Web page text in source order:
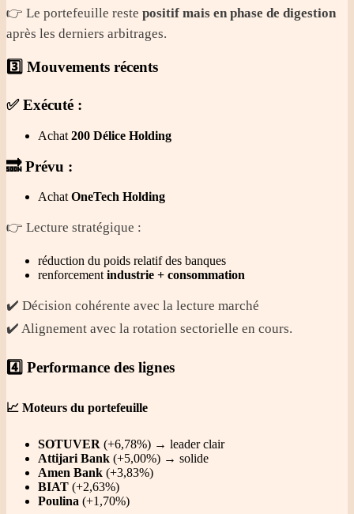
👉 Le portefeuille reste positif mais en phase de digestion
après les derniers arbitrages.
3️⃣ Mouvements récents
✅ Exécuté :
Achat 200 Délice Holding
🔜 Prévu :
Achat OneTech Holding
👉 Lecture stratégique :
réduction du poids relatif des banques
renforcement industrie + consommation
✔️ Décision cohérente avec la lecture marché
✔️ Alignement avec la rotation sectorielle en cours.
4️⃣ Performance des lignes
📈 Moteurs du portefeuille
SOTUVER (+6,78%) → leader clair
Attijari Bank (+5,00%) → solide
Amen Bank (+3,83%)
BIAT (+2,63%)
Poulina (+1,70%)